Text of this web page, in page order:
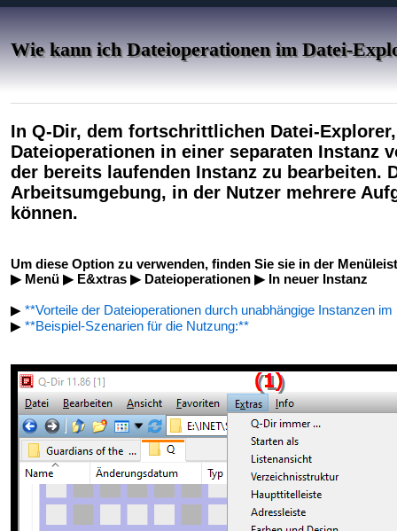
Wie kann ich Dateioperationen im Datei-
In Q-Dir, dem fortschrittlichen Datei-
Dateioperationen in einer separaten Instanz
der bereits laufenden Instanz zu bearbeiten.
Arbeitsumgebung, in der Nutzer mehrere
können.
Um diese Option zu verwenden, finden Sie sie in der
▶ Menü ▶ E&xtras ▶ Dateioperationen ▶ In neuer Instanz
▶ **Vorteile der Dateioperationen durch unabhängige Instanzen
▶ **Beispiel-Szenarien für die Nutzung:**